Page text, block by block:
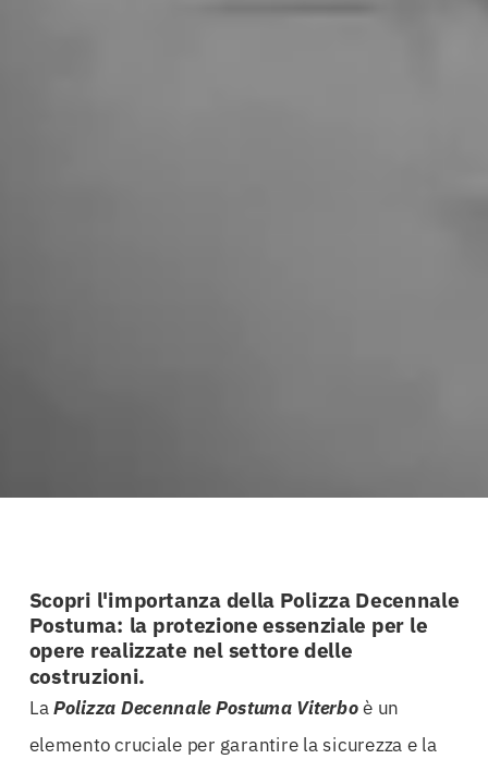
Scopri l'importanza della Polizza Decennale
Postuma: la protezione essenziale per le
opere realizzate nel settore delle
costruzioni.
LaPolizza Decennale Postuma Viterboè un
elemento cruciale per garantire la sicurezza e la